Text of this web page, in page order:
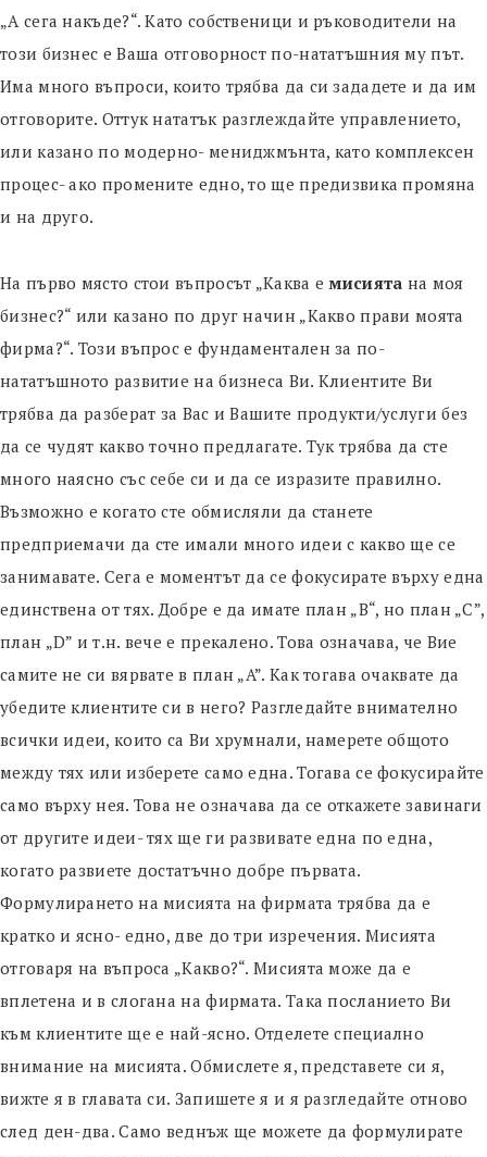
„А сега накъде?“. Като собственици и ръководители на
този бизнес е Ваша отговорност по-нататъшния му път.
Има много въпроси, които трябва да си зададете и да им
отговорите. Оттук нататък разглеждайте управлението,
или казано по модерно- мениджмънта, като комплексен
процес- ако промените едно, то ще предизвика промяна
и на друго.
На първо място стои въпросът „Каква е мисията на моя
бизнес?“ или казано по друг начин „Какво прави моята
фирма?“. Този въпрос е фундаментален за по-
нататъшното развитие на бизнеса Ви. Клиентите Ви
трябва да разберат за Вас и Вашите продукти/услуги без
да се чудят какво точно предлагате. Тук трябва да сте
много наясно със себе си и да се изразите правилно.
Възможно е когато сте обмисляли да станете
предприемачи да сте имали много идеи с какво ще се
занимавате. Сега е моментът да се фокусирате върху една
единствена от тях. Добре е да имате план „B“, но план „C”,
план „D” и т.н. вече е прекалено. Това означава, че Вие
самите не си вярвате в план „A”. Как тогава очаквате да
убедите клиентите си в него? Разгледайте внимателно
всички идеи, които са Ви хрумнали, намерете общото
между тях или изберете само една. Тогава се фокусирайте
само върху нея. Това не означава да се откажете завинаги
от другите идеи- тях ще ги развивате една по една,
когато развиете достатъчно добре първата.
Формулирането на мисията на фирмата трябва да е
кратко и ясно- едно, две до три изречения. Мисията
отговаря на въпроса „Какво?“. Мисията може да е
вплетена и в слогана на фирмата. Така посланието Ви
към клиентите ще е най-ясно. Отделете специално
внимание на мисията. Обмислете я, представете си я,
вижте я в главата си. Запишете я и я разгледайте отново
след ден-два. Само веднъж ще можете да формулирате